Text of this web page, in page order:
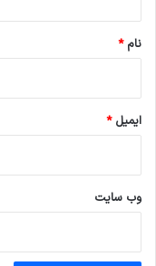
نام*
ایمیل*
وب‌ سایت